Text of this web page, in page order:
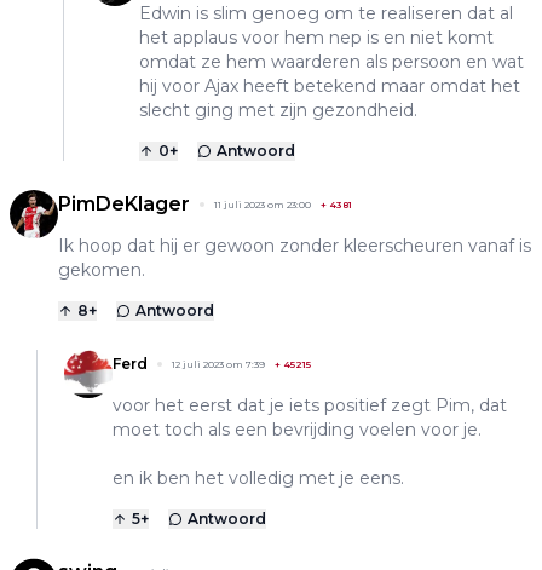
Edwin is slim genoeg om te realiseren dat al
het applaus voor hem nep is en niet komt
omdat ze hem waarderen als persoon en wat
hij voor Ajax heeft betekend maar omdat het
slecht ging met zijn gezondheid.
0+ Antwoord
PimDeKlager 11 juli 2023 om 23:00 + 4381
Ik hoop dat hij er gewoon zonder kleerscheuren vanaf is
gekomen.
8+ Antwoord
Ferd 12 juli 2023 om 7:39 + 45215
voor het eerst dat je iets positief zegt Pim, dat
moet toch als een bevrijding voelen voor je.
en ik ben het volledig met je eens.
5+ Antwoord